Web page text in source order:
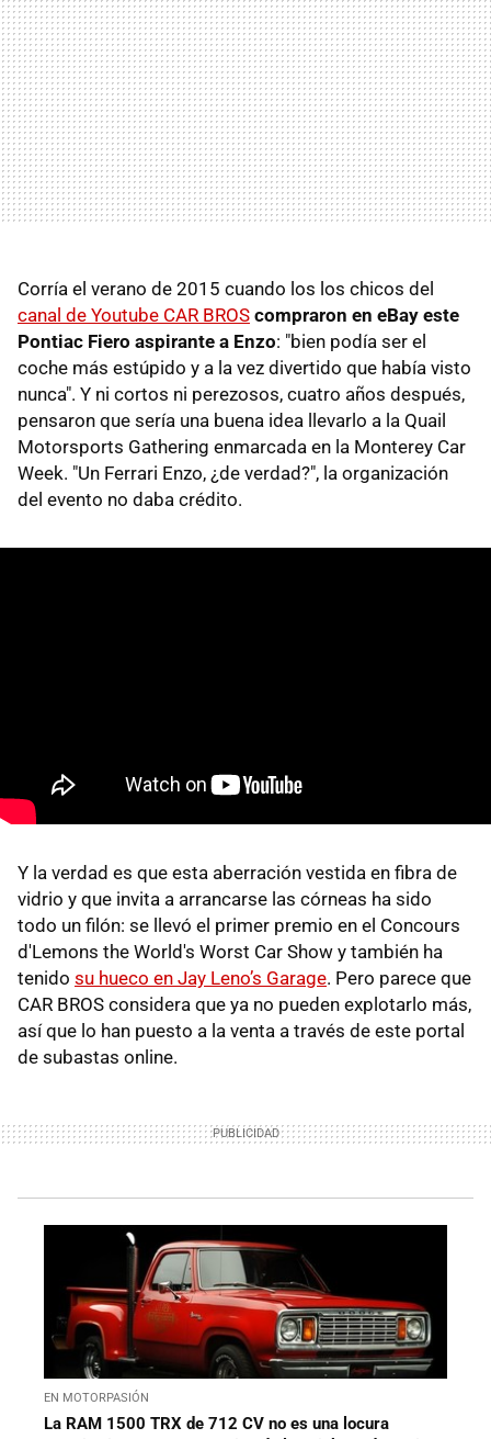
Corría el verano de 2015 cuando los los chicos del
canal de Youtube CAR BROS compraron en eBay este
Pontiac Fiero aspirante a Enzo: "bien podía ser el
coche más estúpido y a la vez divertido que había visto
nunca". Y ni cortos ni perezosos, cuatro años después,
pensaron que sería una buena idea llevarlo a la Quail
Motorsports Gathering enmarcada en la Monterey Car
Week. "Un Ferrari Enzo, ¿de verdad?", la organización
del evento no daba crédito.
Y la verdad es que esta aberración vestida en fibra de
vidrio y que invita a arrancarse las córneas ha sido
todo un filón: se llevó el primer premio en el Concours
d'Lemons the World's Worst Car Show y también ha
tenido su hueco en Jay Leno’s Garage. Pero parece que
CAR BROS considera que ya no pueden explotarlo más,
así que lo han puesto a la venta a través de este portal
de subastas online.
EN MOTORPASIÓN
La RAM 1500 TRX de 712 CV no es una locura